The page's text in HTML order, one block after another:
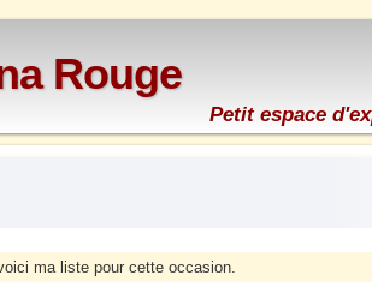
Rouge
Petit espace
ma liste pour cette occasion.